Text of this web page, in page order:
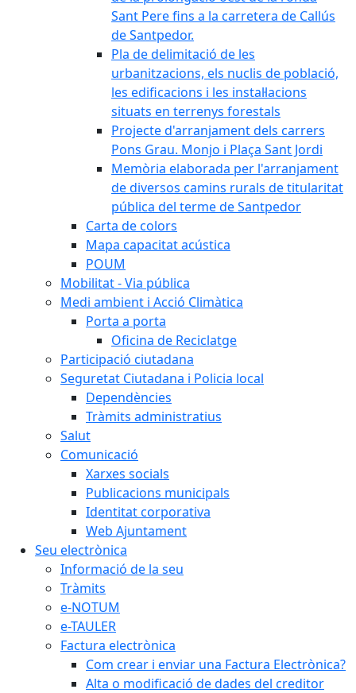
Sant Pere fins a la carretera de Callús
de Santpedor.
Pla de delimitació de les
urbanitzacions, els nuclis de població,
les edificacions i les instal·lacions
situats en terrenys forestals
Projecte d'arranjament dels carrers
Pons Grau. Monjo i Plaça Sant Jordi
Memòria elaborada per l'arranjament
de diversos camins rurals de titularitat
pública del terme de Santpedor
Carta de colors
Mapa capacitat acústica
POUM
Mobilitat - Via pública
Medi ambient i Acció Climàtica
Porta a porta
Oficina de Reciclatge
Participació ciutadana
Seguretat Ciutadana i Policia local
Dependències
Tràmits administratius
Salut
Comunicació
Xarxes socials
Publicacions municipals
Identitat corporativa
Web Ajuntament
Seu electrònica
Informació de la seu
Tràmits
e-NOTUM
e-TAULER
Factura electrònica
Com crear i enviar una Factura Electrònica?
Alta o modificació de dades del creditor